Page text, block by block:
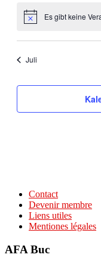
HinweisEs gibt keine
Juli
Contact
Devenir membre
Liens utiles
Mentiones légales
AFA Buc